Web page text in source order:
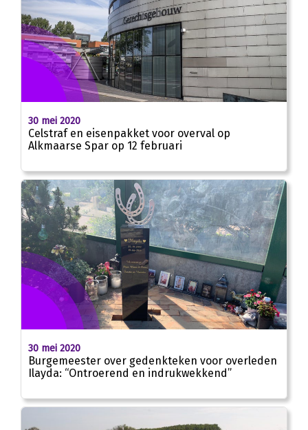
30 mei 2020
Celstraf en eisenpakket voor overval op
Alkmaarse Spar op 12 februari
30 mei 2020
Burgemeester over gedenkteken voor overleden
Ilayda: “Ontroerend en indrukwekkend”